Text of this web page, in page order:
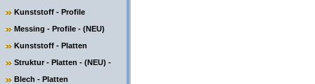
Kunststoff - Profile
Messing - Profile - (NEU)
Kunststoff - Platten
Struktur - Platten - (NEU) -
Blech - Platten